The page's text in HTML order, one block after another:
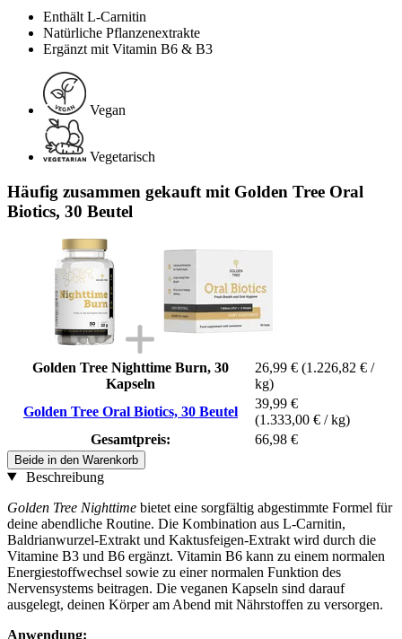
Enthält L-Carnitin
Natürliche Pflanzenextrakte
Ergänzt mit Vitamin B6 & B3
Vegan
Vegetarisch
Häufig zusammen gekauft mit Golden Tree Oral
Biotics, 30 Beutel
Golden Tree Nighttime Burn, 30
Kapseln
26,99 € (1.226,82 € /
kg)
Golden Tree Oral Biotics, 30 Beutel
39,99 €
(1.333,00 € / kg)
Gesamtpreis:
66,98 €
Beide in den Warenkorb
Beschreibung
Golden Tree Nighttime bietet eine sorgfältig abgestimmte Formel für
deine abendliche Routine. Die Kombination aus L-Carnitin,
Baldrianwurzel-Extrakt und Kaktusfeigen-Extrakt wird durch die
Vitamine B3 und B6 ergänzt. Vitamin B6 kann zu einem normalen
Energiestoffwechsel sowie zu einer normalen Funktion des
Nervensystems beitragen. Die veganen Kapseln sind darauf
ausgelegt, deinen Körper am Abend mit Nährstoffen zu versorgen.
Anwendung: